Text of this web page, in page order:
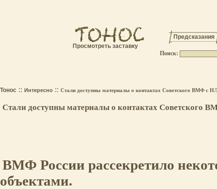
Предсказания
Поиск:
Тонос :: Интересно :: Стали доступны материалы о контактах Советского ВМФ с
Стали доступны материалы о контактах Советского
ВМФ России рассекретило
объектами.
Просмотреть заставку